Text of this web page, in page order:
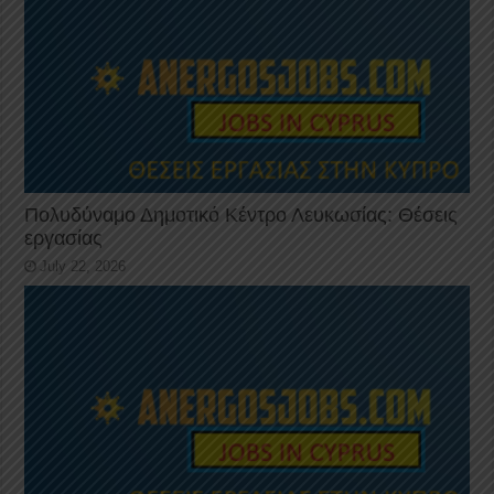
Πολυδύναμο Δημοτικό Κέντρο Λευκωσίας: Θέσεις
εργασίας
July 22, 2026